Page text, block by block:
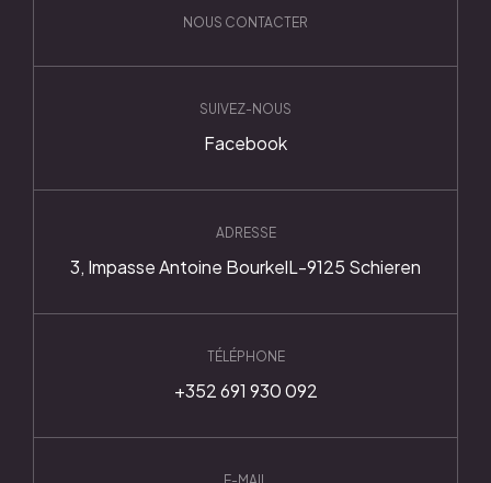
NOUS CONTACTER
SUIVEZ-NOUS
Facebook
ADRESSE
3, Impasse Antoine BourkelL-9125 Schieren
TÉLÉPHONE
+352 691 930 092
E-MAIL